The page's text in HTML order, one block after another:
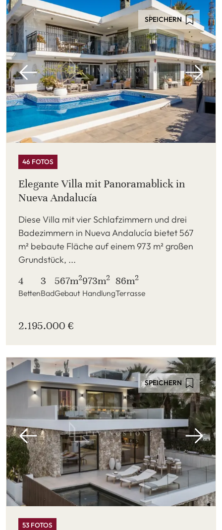
SPEICHERN
46 FOTOS
Elegante Villa mit Panoramablick in
Nueva Andalucía
Diese Villa mit vier Schlafzimmern und drei
Badezimmern in Nueva Andalucía bietet 567
m² bebaute Fläche auf einem 973 m² großen
Grundstück, ...
4
Betten
3
Bad
567m2
Gebaut
973m2
Handlung
86m2
Terrasse
2.195.000 €
SPEICHERN
53 FOTOS